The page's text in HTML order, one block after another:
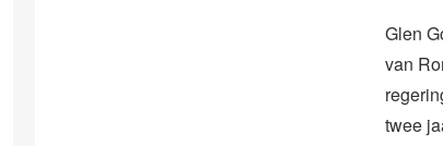
Glen
van
twee